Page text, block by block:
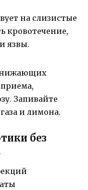
на слизистые
кровотечение,
язвы.
Запивайте
и лимона.
без